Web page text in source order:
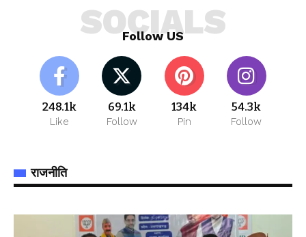
Follow US
SOCIALS
248.1k
Like
69.1k
Follow
134k
Pin
54.3k
Follow
राजनीति